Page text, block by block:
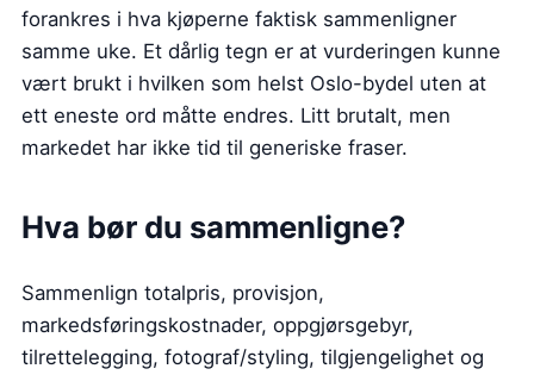
forankres i hva kjøperne faktisk sammenligner
samme uke. Et dårlig tegn er at vurderingen kunne
vært brukt i hvilken som helst Oslo-bydel uten at
ett eneste ord måtte endres. Litt brutalt, men
markedet har ikke tid til generiske fraser.
Hva bør du sammenligne?
Sammenlign totalpris, provisjon,
markedsføringskostnader, oppgjørsgebyr,
tilrettelegging, fotograf/styling, tilgjengelighet og